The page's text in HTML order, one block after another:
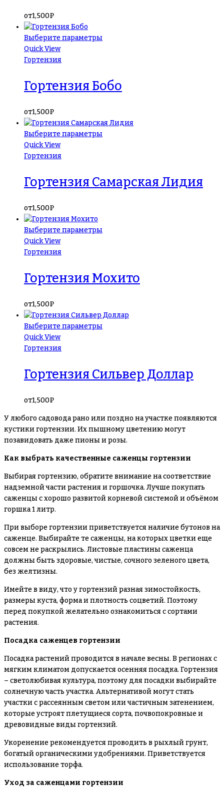
от1,500₽
Выберите параметры
Quick View
Гортензия
Гортензия Бобо
от1,500₽
Выберите параметры
Quick View
Гортензия
Гортензия Самарская Лидия
от1,500₽
Выберите параметры
Quick View
Гортензия
Гортензия Мохито
от1,500₽
Выберите параметры
Quick View
Гортензия
Гортензия Сильвер Доллар
от1,500₽
У любого садовода рано или поздно на участке появляются
кустики гортензии. Их пышному цветению могут
позавидовать даже пионы и розы.
Как выбрать качественные саженцы гортензии
Выбирая гортензию, обратите внимание на соответствие
надземной части растения и горшочка. Лучше покупать
саженцы с хорошо развитой корневой системой и объёмом
горшка 1 литр.
При выборе гортензии приветствуется наличие бутонов на
саженце. Выбирайте те саженцы, на которых цветки еще
совсем не раскрылись. Листовые пластины саженца
должны быть здоровые, чистые, сочного зеленого цвета,
без желтизны.
Имейте в виду, что у гортензий разная зимостойкость,
размеры куста, форма и плотность соцветий. Поэтому
перед покупкой желательно ознакомиться с сортами
растения.
Посадка саженцев гортензии
Посадка растений проводится в начале весны. В регионах с
мягким климатом допускается осенняя посадка. Гортензия
– светолюбивая культура, поэтому для посадки выбирайте
солнечную часть участка. Альтернативой могут стать
участки с рассеянным светом или частичным затенением,
которые устроят плетущиеся сорта, почвопокровные и
древовидные виды гортензий.
Укоренение рекомендуется проводить в рыхлый грунт,
богатый органическими удобрениями. Приветствуется
использование торфа.
Уход за саженцами гортензии